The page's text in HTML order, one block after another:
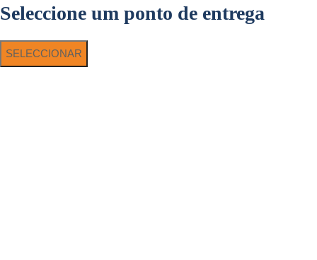
Seleccione um ponto de entrega
SELECCIONAR